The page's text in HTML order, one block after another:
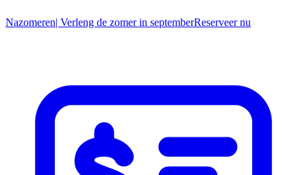
Nazomeren| Verleng de zomer in septemberReserveer nu